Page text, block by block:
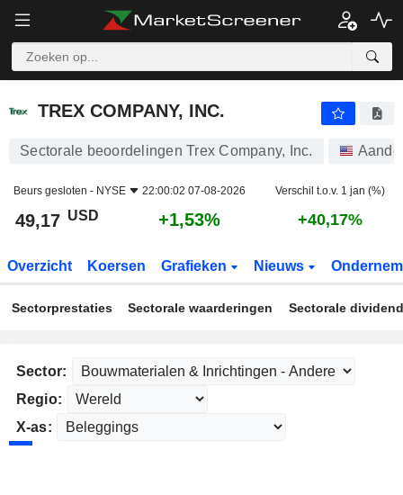
TREX COMPANY, INC.
TREX COMPANY, INC.
Sectorale beoordelingen Trex Company, Inc.
Beurs gesloten - NYSE 22:00:02 07-08-2026 Verschil t.o.v. 1 jan (%)
49,17 USD +1,53% +40,17%
Overzicht Koersen Grafieken Nieuws
Sectorprestaties Sectorale waarderingen Sectorale
Sector:
Regio:
X-as: